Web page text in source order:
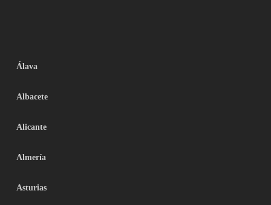
Álava
Albacete
Alicante
Almería
Asturias